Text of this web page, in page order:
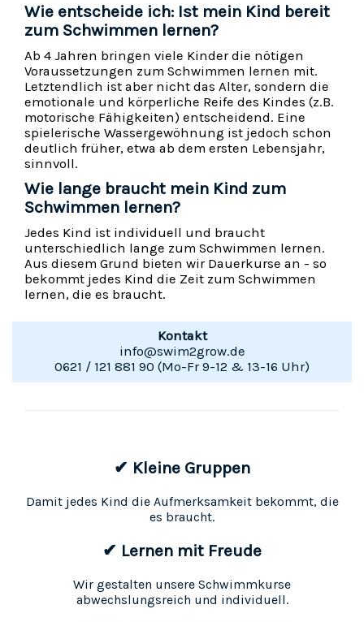
Wie entscheide ich: Ist mein Kind bereit
zum Schwimmen lernen?
Ab 4 Jahren bringen viele Kinder die nötigen
Voraussetzungen zum Schwimmen lernen mit.
Letztendlich ist aber nicht das Alter, sondern die
emotionale und körperliche Reife des Kindes (z.B.
motorische Fähigkeiten) entscheidend. Eine
spielerische Wassergewöhnung ist jedoch schon
deutlich früher, etwa ab dem ersten Lebensjahr,
sinnvoll.
Wie lange braucht mein Kind zum
Schwimmen lernen?
Jedes Kind ist individuell und braucht
unterschiedlich lange zum Schwimmen lernen.
Aus diesem Grund bieten wir Dauerkurse an - so
bekommt jedes Kind die Zeit zum Schwimmen
lernen, die es braucht.
Kontakt
info@swim2grow.de
0621 / 121 881 90 (Mo-Fr 9-12 & 13-16 Uhr)
✔ Kleine Gruppen
Damit jedes Kind die Aufmerksamkeit bekommt, die
es braucht.
✔ Lernen mit Freude
Wir gestalten unsere Schwimmkurse
abwechslungsreich und individuell.